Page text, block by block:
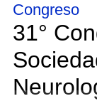
Congreso
31°